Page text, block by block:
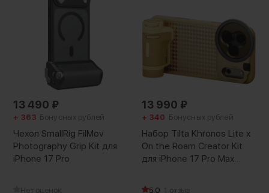
13 490 ₽
+ 363 Бонусных рублей
Чехол SmallRig FilMov
Photography Grip Kit для
iPhone 17 Pro
Нет оценок
13 990 ₽
+ 340 Бонусных рублей
Набор Tilta Khronos Lite x
On the Roam Creator Kit
для iPhone 17 Pro Max
5.0
1 отзыв